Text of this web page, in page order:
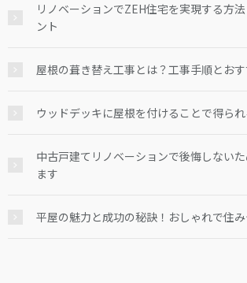
リノベーションでZEH住宅を実現する方
ント
屋根の葺き替え工事とは？工事手順とお
ウッドデッキに屋根を付けることで得ら
中古戸建てリノベーションで後悔しない
ます
平屋の魅力と成功の秘訣！おしゃれで住